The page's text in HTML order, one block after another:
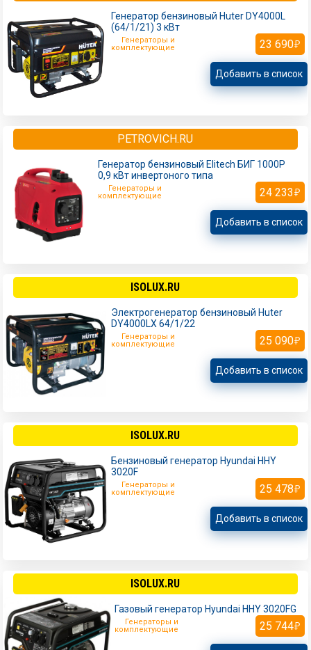
Генератор бензиновый Huter DY4000L
(64/1/21) 3 кВт
Генераторы и
комплектующие
23 690
Добавить в список
PETROVICH.RU
Генератор бензиновый Elitech БИГ 1000Р
0,9 кВт инвертоного типа
Генераторы и
комплектующие
24 233
Добавить в список
ISOLUX.RU
Электрогенератор бензиновый Huter
DY4000LX 64/1/22
Генераторы и
комплектующие
25 090
Добавить в список
ISOLUX.RU
Бензиновый генератор Hyundai HHY
3020F
Генераторы и
комплектующие
25 478
Добавить в список
ISOLUX.RU
Газовый генератор Hyundai HHY 3020FG
Генераторы и
комплектующие
25 744